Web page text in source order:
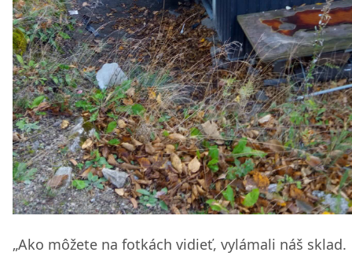
„Ako môžete na fotkách vidieť, vylámali náš sklad.